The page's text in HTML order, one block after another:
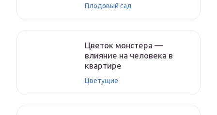
Плодовый сад
Цветок монстера —
влияние на человека в
квартире
Цветущие